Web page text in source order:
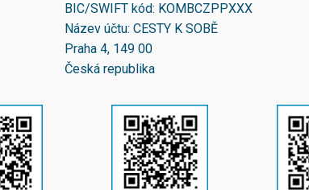
BIC/SWIFT kód: KOMBCZPPXXX
Název účtu: CESTY K SOBĚ
Praha 4, 149 00
Česká republika